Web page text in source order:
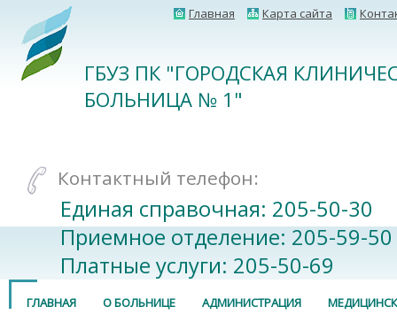
Главная Карта сайта
ГБУЗ ПК "ГОРОДСКАЯ
БОЛЬНИЦА № 1"
Контактный телефон:
Единая справочная: 205-50-30
Приемное отделение: 205-59-50
Платные услуги: 205-50-69
ГЛАВНАЯ О БОЛЬНИЦЕ АДМИНИСТРАЦИЯ